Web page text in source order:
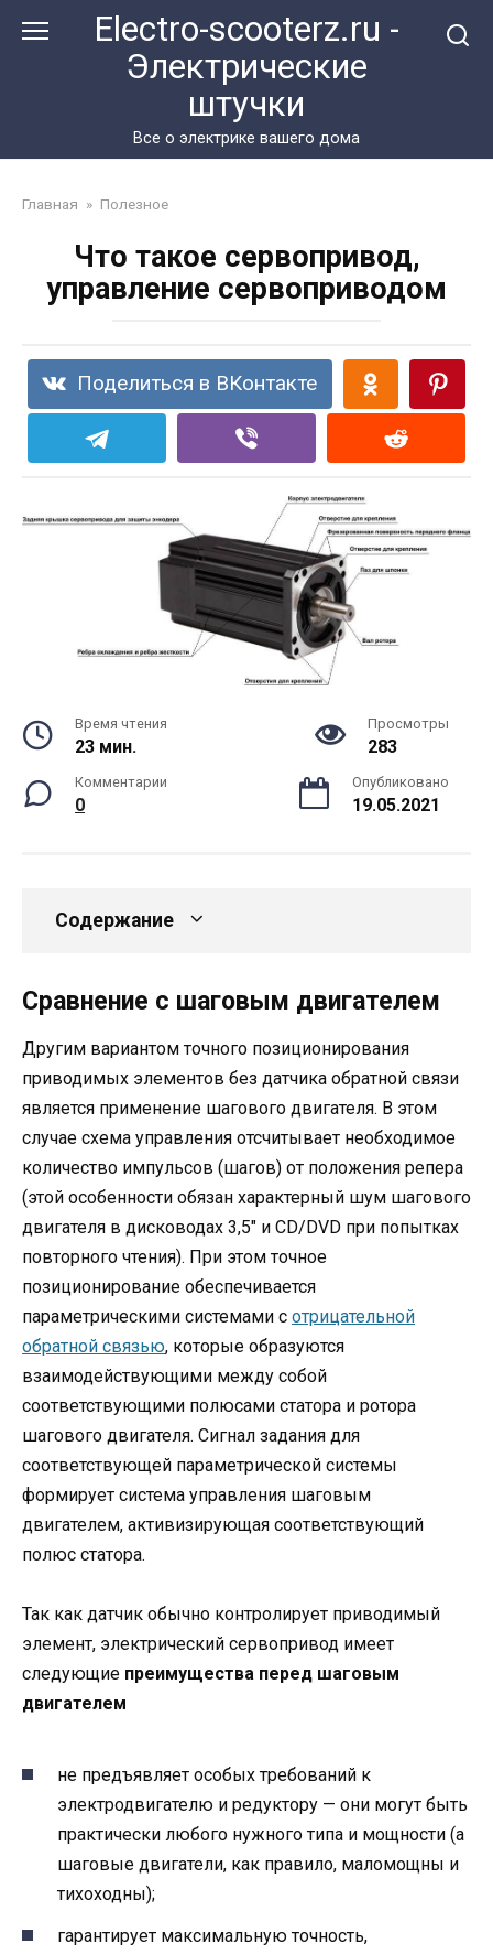
Electro-scooterz.ru -
Электрические
штучки
Все о электрике вашего дома
Главная » Полезное
Что такое сервопривод,
управление сервоприводом
Поделиться в ВКонтакте
Время чтения
23 мин.
Просмотры
283
Комментарии
0
Опубликовано
19.05.2021
Содержание
Сравнение с шаговым двигателем
Другим вариантом точного позиционирования
приводимых элементов без датчика обратной связи
является применение шагового двигателя. В этом
случае схема управления отсчитывает необходимое
количество импульсов (шагов) от положения репера
(этой особенности обязан характерный шум шагового
двигателя в дисководах 3,5″ и CD/DVD при попытках
повторного чтения). При этом точное
позиционирование обеспечивается
параметрическими системами с отрицательной
обратной связью, которые образуются
взаимодействующими между собой
соответствующими полюсами статора и ротора
шагового двигателя. Сигнал задания для
соответствующей параметрической системы
формирует система управления шаговым
двигателем, активизирующая соответствующий
полюс статора.
Так как датчик обычно контролирует приводимый
элемент, электрический сервопривод имеет
следующие преимущества перед шаговым
двигателем
не предъявляет особых требований к
электродвигателю и редуктору — они могут быть
практически любого нужного типа и мощности (а
шаговые двигатели, как правило, маломощны и
тихоходны);
гарантирует максимальную точность,